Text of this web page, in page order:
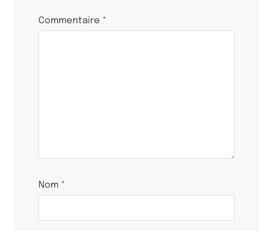
Commentaire *
Nom *